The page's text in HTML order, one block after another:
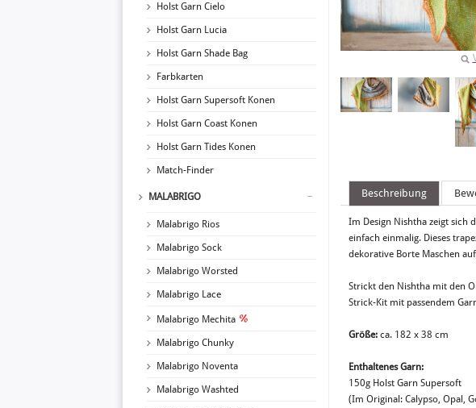
Holst Garn Cielo
Holst Garn Lucia
Holst Garn Shade Bag
Farbkarten
Holst Garn Supersoft Konen
Holst Garn Coast Konen
Holst Garn Tides Konen
Match-Finder
MALABRIGO
Malabrigo Rios
Malabrigo Sock
Malabrigo Worsted
Malabrigo Lace
Malabrigo Mechita
Malabrigo Chunky
Malabrigo Noventa
Malabrigo Washted
Beschreibung
Im Design Nishtha zeigt sich
einfach einmalig. Dieses
dekorative Borte Maschen
Strickt den Nishtha mit den
Strick-Kit mit passendem
Größe: ca. 182 x 38 cm
Enthaltenes Garn:
150g Holst Garn Supersoft
(Im Original: Calypso, Opal,